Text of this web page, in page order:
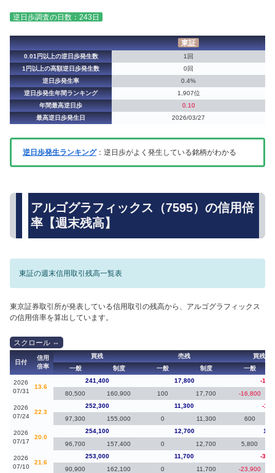
逆日歩調査の日数：243日
東証
0.01円以上の逆日歩発生数
1回
1円以上の高額逆日歩発生数
0回
逆日歩発生率
0.4%
逆日歩発生年間ランキング
1,907位
年間最高逆日歩
0.10
最高逆日歩発生日
2026/03/27
逆日歩発生ランキング：逆日歩がよく発生している銘柄がわかる
アルゴグラフィックス（7595）の信用倍
率【週末残高】
東証の週末信用取引残高一覧表
東京証券取引所が発表している信用取引の残高から、アルゴグラフィックス
の信用倍率を算出しています。
日付
信用
倍率
買残 売残
買残（
一般
制度 一般 制度 一般
2026
07/31
13.6
241,400 17,800
-
80,500
160,900 100 17,700 -16,800
2026
07/24
22.3
252,300 11,300
-
97,300
155,000 0 11,300 600
2026
07/17
20.0
254,100 12,700
96,700
157,400 0 12,700 5,800
2026
07/10
21.6
253,000 11,700
-
90,900
162,100 0 11,700 -23,900